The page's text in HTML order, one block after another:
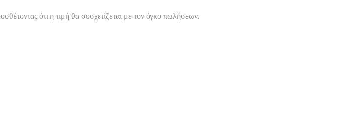
ότι η τιμή θα συσχετίζεται με τον όγκο πωλήσεων.